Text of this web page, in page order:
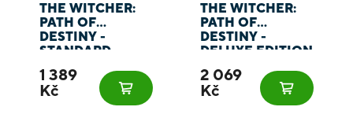
THE WITCHER:
PATH OF
DESTINY -
STANDARD
1 389
Kč
THE WITCHER:
PATH OF
DESTINY -
DELUXE EDITION
2 069
Kč